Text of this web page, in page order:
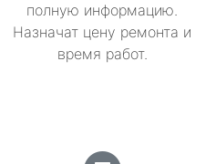
полную информацию.
Назначат цену ремонта и
время работ.